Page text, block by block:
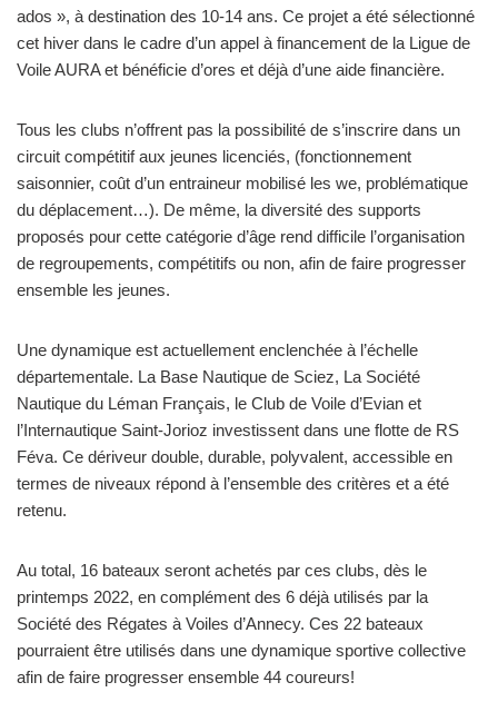
ados », à destination des 10-14 ans. Ce projet a été sélectionné
cet hiver dans le cadre d’un appel à financement de la Ligue de
Voile AURA et bénéficie d’ores et déjà d’une aide financière.
Tous les clubs n’offrent pas la possibilité de s’inscrire dans un
circuit compétitif aux jeunes licenciés, (fonctionnement
saisonnier, coût d’un entraineur mobilisé les we, problématique
du déplacement…). De même, la diversité des supports
proposés pour cette catégorie d’âge rend difficile l’organisation
de regroupements, compétitifs ou non, afin de faire progresser
ensemble les jeunes.
Une dynamique est actuellement enclenchée à l’échelle
départementale. La Base Nautique de Sciez, La Société
Nautique du Léman Français, le Club de Voile d’Evian et
l’Internautique Saint-Jorioz investissent dans une flotte de RS
Féva. Ce dériveur double, durable, polyvalent, accessible en
termes de niveaux répond à l’ensemble des critères et a été
retenu.
Au total, 16 bateaux seront achetés par ces clubs, dès le
printemps 2022, en complément des 6 déjà utilisés par la
Société des Régates à Voiles d’Annecy. Ces 22 bateaux
pourraient être utilisés dans une dynamique sportive collective
afin de faire progresser ensemble 44 coureurs!